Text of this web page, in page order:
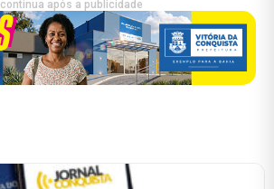
continua após a publicidade